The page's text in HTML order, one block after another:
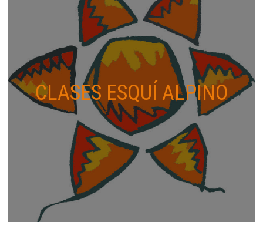
CLASES ESQUÍ ALPINO